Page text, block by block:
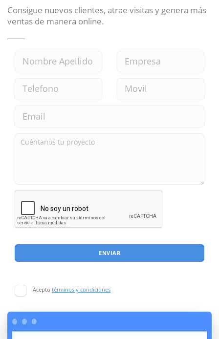
Consigue nuevos clientes, atrae visitas y genera más
ventas de manera online.
ENVIAR
Acepto términos y condiciones